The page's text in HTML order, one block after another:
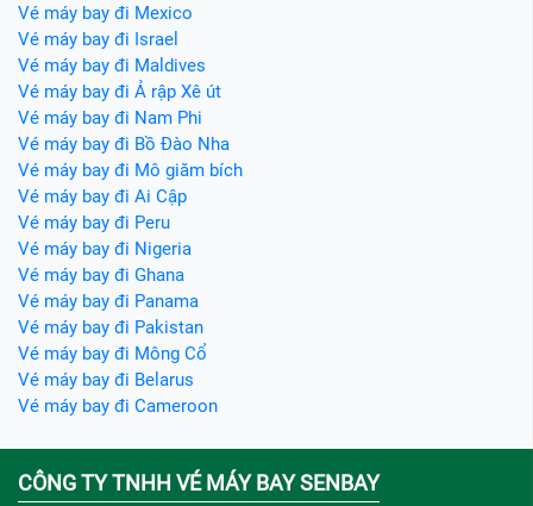
Vé máy bay đi Mexico
Vé máy bay đi Israel
Vé máy bay đi Maldives
Vé máy bay đi Ả rập Xê út
Vé máy bay đi Nam Phi
Vé máy bay đi Bồ Đào Nha
Vé máy bay đi Mô giăm bích
Vé máy bay đi Ai Cập
Vé máy bay đi Peru
Vé máy bay đi Nigeria
Vé máy bay đi Ghana
Vé máy bay đi Panama
Vé máy bay đi Pakistan
Vé máy bay đi Mông Cổ
Vé máy bay đi Belarus
Vé máy bay đi Cameroon
CÔNG TY TNHH VÉ MÁY BAY SENBAY